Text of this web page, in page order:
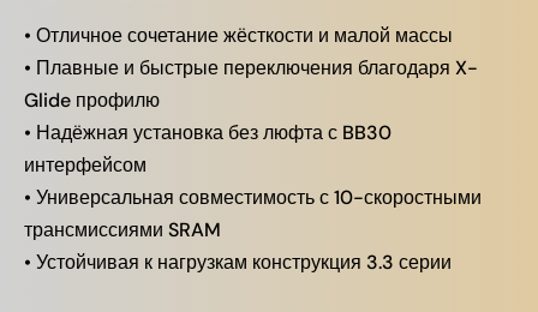
• Отличное сочетание жёсткости и малой массы
• Плавные и быстрые переключения благодаря X-
Glide профилю
• Надёжная установка без люфта с BB30
интерфейсом
• Универсальная совместимость с 10-скоростными
трансмиссиями SRAM
• Устойчивая к нагрузкам конструкция 3.3 серии